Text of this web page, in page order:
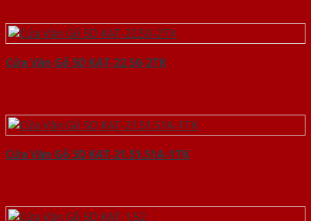
Cửa Vân Gỗ 5D KAT-22.50-2TK
Cửa Vân Gỗ 5D KAT-21.51.51A-1TK